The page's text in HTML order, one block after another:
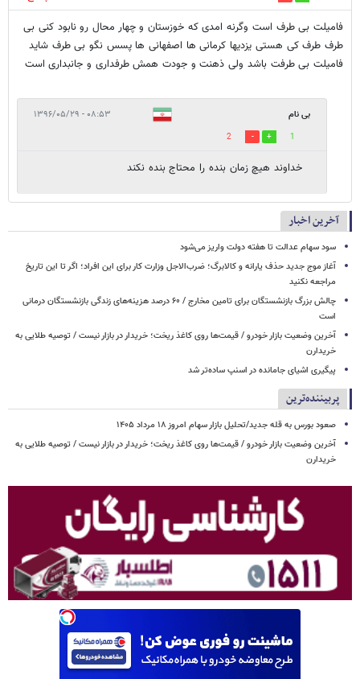
فامیلت بی طرف است وگرنه امدی که خوزستان و چهار محال رو نابود کنی بی
طرف طرف کی هستی یزدیها کرمانی ها اصفهانی ها پسس نگو بی طرف شاید
فامیلت بی طرفت باشد ولی ذهنت و جودت همش طرفداری و جانبداری است
بی نام ۰۸:۵۳ - ۱۳۹۶/۰۵/۲۹
1
2
خداوند هيچ زمان بنده را محتاج بنده نكند
آخرین اخبار
سود سهام عدالت تا هفته دولت واریز می‌شود
آغاز موج جدید حذف یارانه و کالابرگ؛ ضرب‌الاجل وزارت کار برای این افراد؛ اگر تا این تاریخ
مراجعه نکنید
چالش بزرگ بازنشستگان برای تامین مخارج / ۶۰ درصد هزینه‌های زندگی بازنشستگان درمانی
است
آخرین وضعیت بازار خودرو / قیمت‌ها روی کاغذ ریخت؛ خریدار در بازار نیست / توصیه طلایی به
خریدارن
پیگیری اشیای جامانده در اسنپ ساده‌تر شد
پربیننده‌ترین
صعود بورس به قله جدید/تحلیل بازار سهام امروز ۱۸ مرداد ۱۴۰۵
آخرین وضعیت بازار خودرو / قیمت‌ها روی کاغذ ریخت؛ خریدار در بازار نیست / توصیه طلایی به
خریدارن